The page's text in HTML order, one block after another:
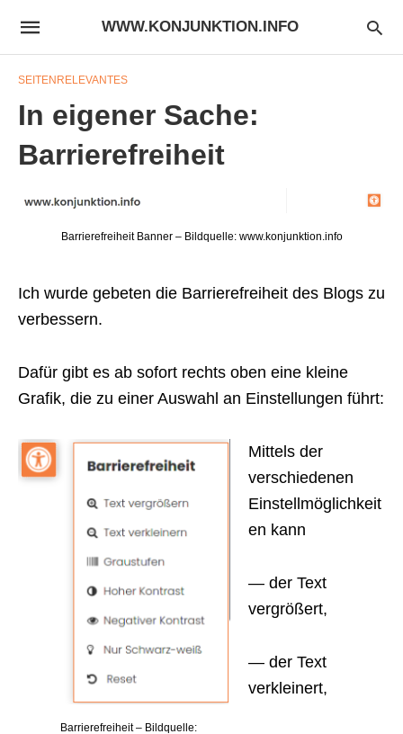
WWW.KONJUNKTION.INFO
SEITENRELEVANTES
In eigener Sache:
Barrierefreiheit
Barrierefreiheit Banner – Bildquelle: www.konjunktion.info
Ich wurde gebeten die Barrierefreiheit des Blogs zu
verbessern.
Dafür gibt es ab sofort rechts oben eine kleine
Grafik, die zu einer Auswahl an Einstellungen führt:
Barrierefreiheit – Bildquelle:
Mittels der
verschiedenen
Einstellmöglichkeit
en kann
— der Text
vergrößert,
— der Text
verkleinert,